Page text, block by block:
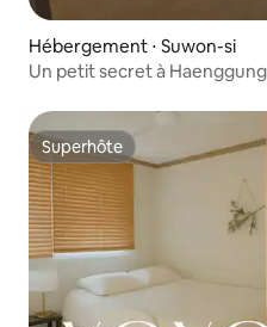
Hébergement ⋅ Suwon-si
Un petit secret à Haenggung
Superhôte
Superhôte